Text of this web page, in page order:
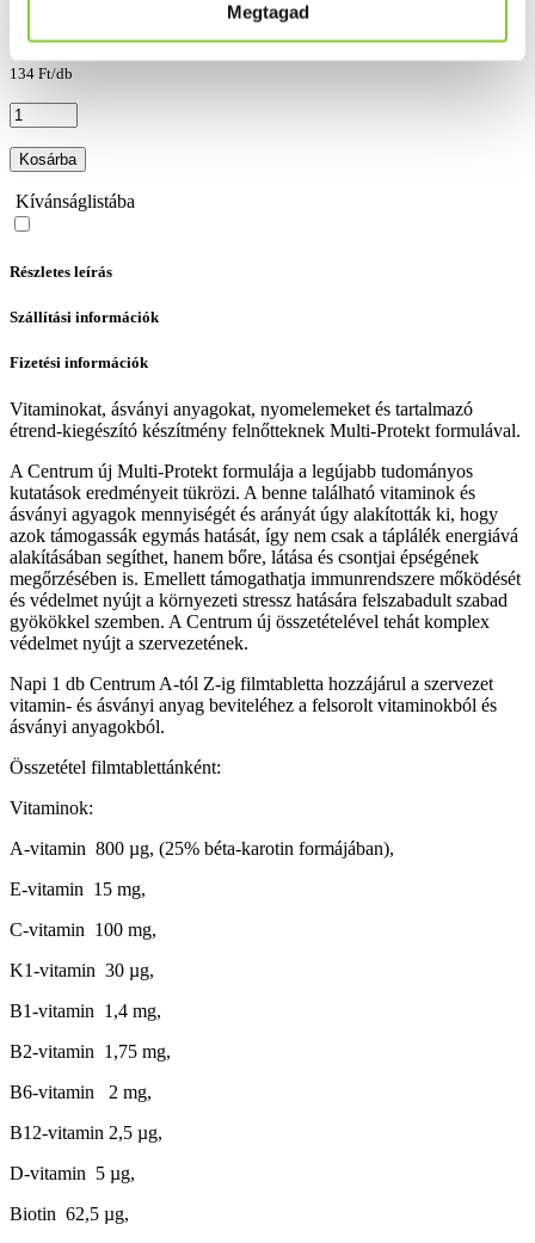
Megtagad
134 Ft/db
Kosárba
Kívánságlistába
Részletes leírás
Szállítási információk
Fizetési információk
Vitaminokat, ásványi anyagokat, nyomelemeket és tartalmazó
étrend-kiegészító készítmény felnőtteknek Multi-Protekt formulával.
A Centrum új Multi-Protekt formulája a legújabb tudományos
kutatások eredményeit tükrözi. A benne található vitaminok és
ásványi agyagok mennyiségét és arányát úgy alakították ki, hogy
azok támogassák egymás hatását, így nem csak a táplálék energiává
alakításában segíthet, hanem bőre, látása és csontjai épségének
megőrzésében is. Emellett támogathatja immunrendszere mőködését
és védelmet nyújt a környezeti stressz hatására felszabadult szabad
gyökökkel szemben. A Centrum új összetételével tehát komplex
védelmet nyújt a szervezetének.
Napi 1 db Centrum A-tól Z-ig filmtabletta hozzájárul a szervezet
vitamin- és ásványi anyag beviteléhez a felsorolt vitaminokból és
ásványi anyagokból.
Összetétel filmtablettánként:
Vitaminok:
A-vitamin 800 µg, (25% béta-karotin formájában),
E-vitamin 15 mg,
C-vitamin 100 mg,
K1-vitamin 30 µg,
B1-vitamin 1,4 mg,
B2-vitamin 1,75 mg,
B6-vitamin 2 mg,
B12-vitamin 2,5 µg,
D-vitamin 5 µg,
Biotin 62,5 µg,